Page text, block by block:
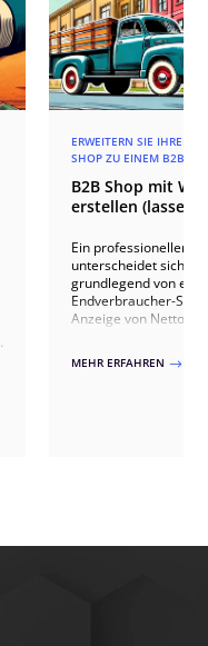
ERWEITERN SIE IHREN
SHOP ZU EINEM B2B
B2B Shop mit
erstellen (lassen)
Ein professioneller
unterscheidet sich in
grundlegend von
Endverbraucher-
Anzeige von
mehrstufige
MEHR ERFAHREN $